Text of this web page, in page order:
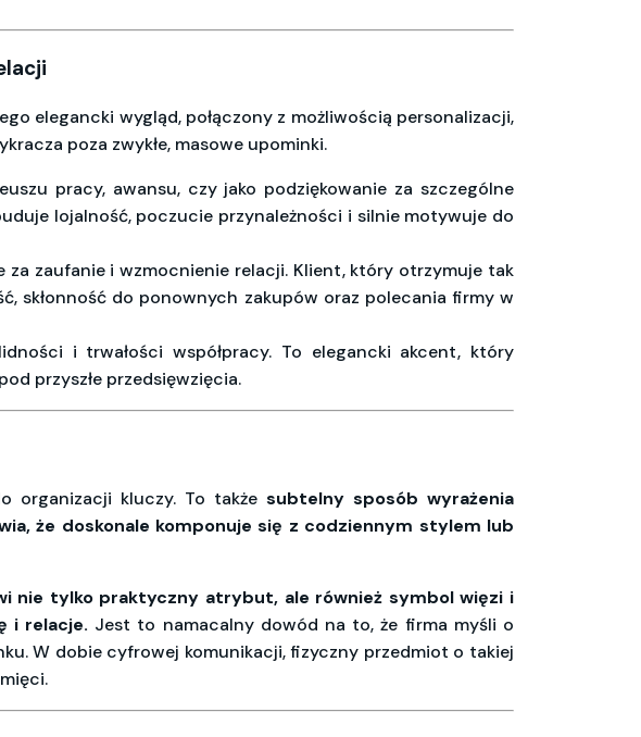
elegancki wygląd, połączony z możliwością personalizacji,
poza zwykłe, masowe upominki.
pracy, awansu, czy jako podziękowanie za szczególne
lojalność, poczucie przynależności i silnie motywuje do
za zaufanie i wzmocnienie relacji. Klient, który otrzymuje tak
skłonność do ponownych zakupów oraz polecania firmy w
i trwałości współpracy. To elegancki akcent, który
przyszłe przedsięwzięcia.
organizacji kluczy. To także subtelny sposób wyrażenia
że doskonale komponuje się z codziennym stylem lub
nie tylko praktyczny atrybut, ale również symbol więzi i
i relacje. Jest to namacalny dowód na to, że firma myśli o
W dobie cyfrowej komunikacji, fizyczny przedmiot o takiej